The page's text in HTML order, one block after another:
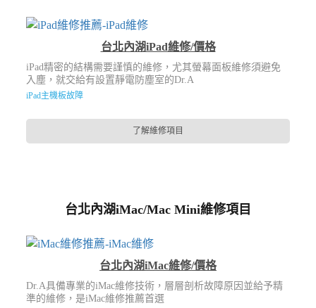
台北內湖iPad維修/價格
iPad精密的結構需要謹慎的維修，尤其螢幕面板維修須避免
入塵，就交給有設置靜電防塵室的Dr.A
iPad主機板故障
了解維修項目
台北內湖iMac/Mac Mini維修項目
台北內湖iMac維修/價格
Dr.A具備專業的iMac維修技術，層層剖析故障原因並給予精
準的維修，是iMac維修推薦首選